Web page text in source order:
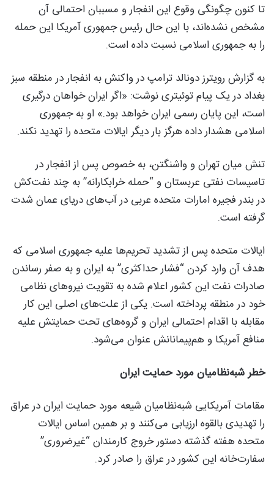
تا کنون چگونگی وقوع این انفجار و مسببان احتمالی آن
مشخص نشده‌اند، با این حال رئیس جمهوری آمریکا این حمله
را به جمهوری اسلامی نسبت داده است.
به گزارش رویترز دونالد ترامپ در واکنش به انفجار در منطقه سبز
بغداد در یک پیام توئیتری نوشت: «اگر ایران خواهان درگیری
است، این پایان رسمی ایران خواهد بود.» او به جمهوری
اسلامی هشدار داده هرگز بار دیگر ایالات متحده را تهدید نکند.
تنش میان تهران و واشنگتن، به خصوص پس از انفجار در
تاسیسات نفتی عربستان و “حمله خرابکارانه” به چند نفت‌کش
در بندر فجیره امارات متحده عربی در آب‌های دریای عمان شدت
گرفته است.
ایالات متحده پس از تشدید تحریم‌ها علیه جمهوری اسلامی که
هدف آن وارد کردن “فشار حداکثری” به ایران و به صفر رساندن
صادرات نفت این کشور اعلام شده به تقویت نیروهای نظامی
خود در منطقه پرداخته است. یکی از علت‌های اصلی این کار
مقابله با اقدام احتمالی ایران و گروه‌های تحت حمایتش علیه
منافع آمریکا و هم‌پیمانانش عنوان می‌شود.
خطر شبه‌نظامیان مورد حمایت ایران
مقامات آمریکایی شبه‌نظامیان شیعه مورد حمایت ایران در عراق
را تهدیدی بالقوه ارزیابی می‌کنند و بر همین اساس ایالات
متحده هفته گذشته دستور خروج کارمندان “غیرضروری”
سفارت‌خانه این کشور در عراق را صادر کرد.